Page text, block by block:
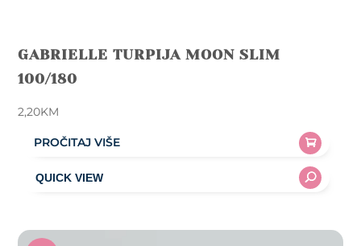
GABRIELLE TURPIJA MOON SLIM
100/180
2,20KM
PROČITAJ VIŠE